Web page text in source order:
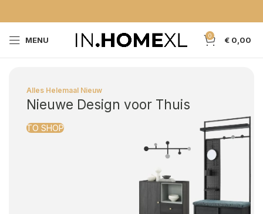
MENU 0 € 0,00
Alles Helemaal Nieuw
Nieuwe Design voor Thuis
TO SHOP